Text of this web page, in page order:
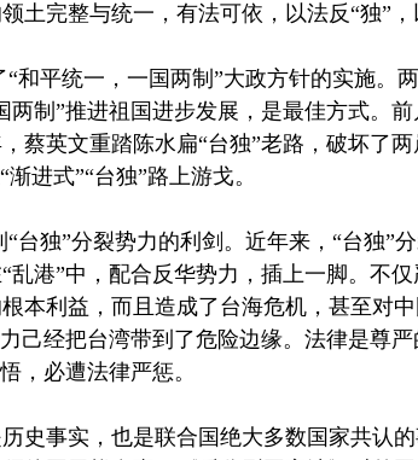
土完整与统一，有法可依，以法反“独”，
和平统一，一国两制”大政方针的实施。
两制”推进祖国进步发展，是最佳方式。
蔡英文重踏陈水扁“台独”老路，破坏了
进式”“台独”路上游戈。
台独”分裂势力的利剑。近年来，“台独”
乱港”中，配合反华势力，插上一脚。不
本利益，而且造成了台海危机，甚至对
己经把台湾带到了危险边缘。法律是尊
，必遭法律严惩。
史事实，也是联合国绝大多数国家共认